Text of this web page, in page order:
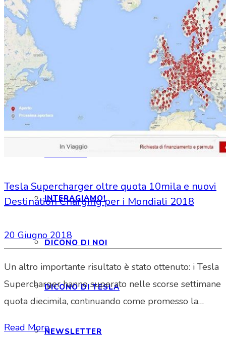
HOME
CHI SIAMO
INTERAGIAMO!
DICONO DI NOI
DICONO DI TESLA
NEWSLETTER
Tesla Supercharger oltre quota 10mila e nuovi
Destination Charging per i Mondiali 2018
20 Giugno 2018
Un altro importante risultato è stato ottenuto: i Tesla
Supercharger hanno superato nelle scorse settimane
quota diecimila, continuando come promesso la…
Read More